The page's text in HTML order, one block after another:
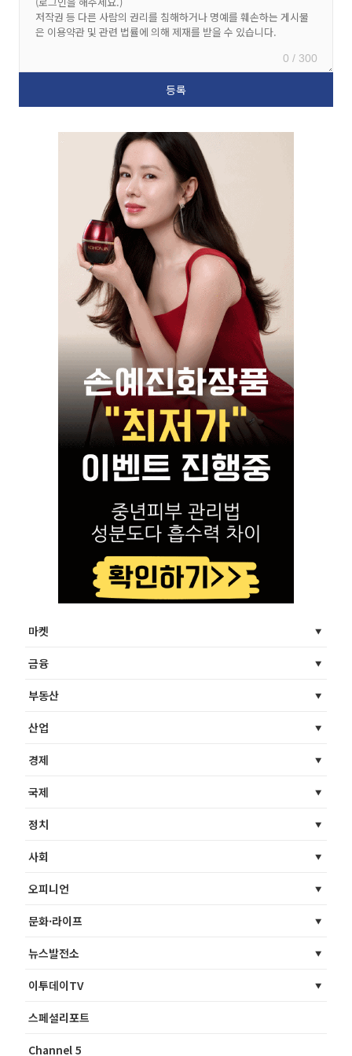
0 / 300
마켓
금융
부동산
산업
경제
국제
정치
사회
오피니언
문화·라이프
뉴스발전소
이투데이TV
스페셜리포트
Channel 5